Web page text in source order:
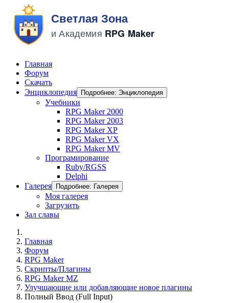
Главная
Форум
Скачать
Энциклопедия
Подробнее: Энциклопедия
Учебники
RPG Maker 2000
RPG Maker 2003
RPG Maker XP
RPG Maker VX
RPG Maker MV
Програмирование
Ruby/RGSS
Delphi
Галерея
Подробнее: Галерея
Моя галерея
Загрузить
Зал славы
Главная
Форум
RPG Maker
Скрипты/Плагины
RPG Maker MZ
Улучшающие или добавляющие новое плагины
Полный Ввод (Full Input)